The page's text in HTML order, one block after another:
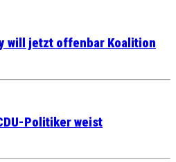
will jetzt offenbar Koalition
Politiker weist